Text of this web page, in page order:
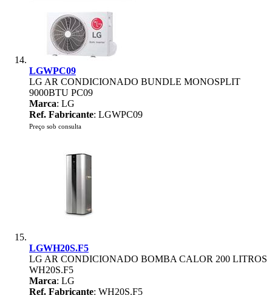
LGWPC09
LG AR CONDICIONADO BUNDLE MONOSPLIT
9000BTU PC09
Marca: LG
Ref. Fabricante: LGWPC09
Preço sob consulta
LGWH20S.F5
LG AR CONDICIONADO BOMBA CALOR 200 LITROS
WH20S.F5
Marca: LG
Ref. Fabricante: WH20S.F5